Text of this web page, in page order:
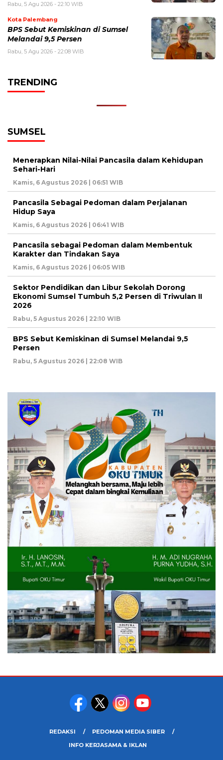
Rabu, 5 Agu 2026 - 22:10 WIB
Kota Palembang
BPS Sebut Kemiskinan di Sumsel
Melandai 9,5 Persen
Rabu, 5 Agu 2026 - 22:08 WIB
TRENDING
SUMSEL
Menerapkan Nilai-Nilai Pancasila dalam Kehidupan
Sehari-Hari
Kamis, 6 Agustus 2026 | 06:51 WIB
Pancasila Sebagai Pedoman dalam Perjalanan
Hidup Saya
Kamis, 6 Agustus 2026 | 06:41 WIB
Pancasila sebagai Pedoman dalam Membentuk
Karakter dan Tindakan Saya
Kamis, 6 Agustus 2026 | 06:05 WIB
Sektor Pendidikan dan Libur Sekolah Dorong
Ekonomi Sumsel Tumbuh 5,2 Persen di Triwulan II
2026
Rabu, 5 Agustus 2026 | 22:10 WIB
BPS Sebut Kemiskinan di Sumsel Melandai 9,5
Persen
Rabu, 5 Agustus 2026 | 22:08 WIB
REDAKSI
PEDOMAN MEDIA SIBER
INFO KERJASAMA & IKLAN